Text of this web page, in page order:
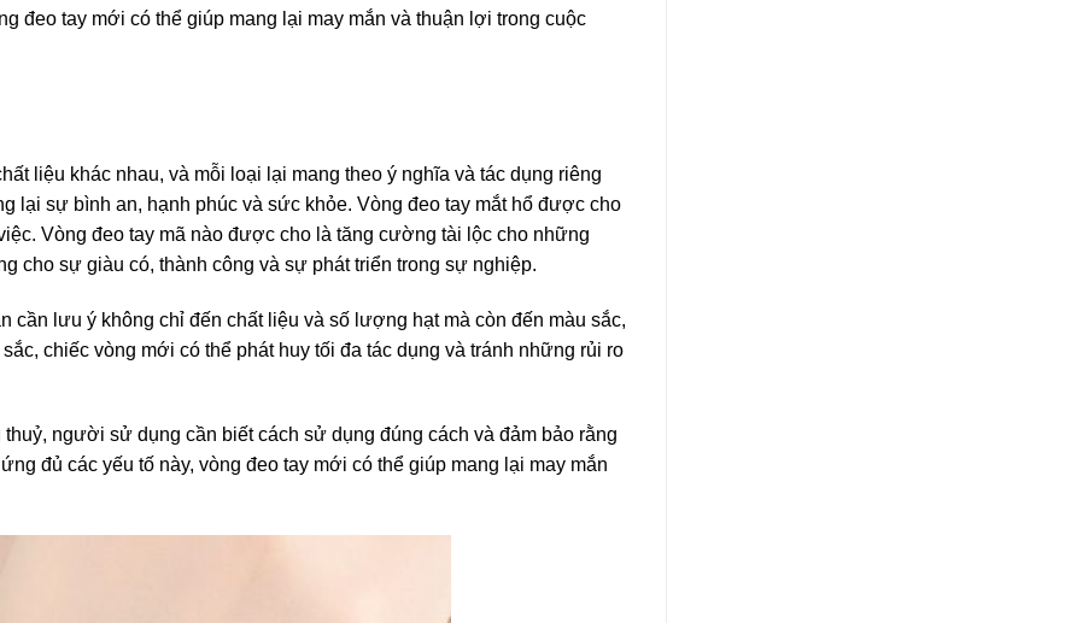
đeo tay mới có thể giúp mang lại may mắn và thuận lợi trong cuộc
liệu khác nhau, và mỗi loại lại mang theo ý nghĩa và tác dụng riêng
lại sự bình an, hạnh phúc và sức khỏe. Vòng đeo tay mắt hổ được cho
Vòng đeo tay mã nào được cho là tăng cường tài lộc cho những
cho sự giàu có, thành công và sự phát triển trong sự nghiệp.
cần lưu ý không chỉ đến chất liệu và số lượng hạt mà còn đến màu sắc,
chiếc vòng mới có thể phát huy tối đa tác dụng và tránh những rủi ro
người sử dụng cần biết cách sử dụng đúng cách và đảm bảo rằng
đủ các yếu tố này, vòng đeo tay mới có thể giúp mang lại may mắn